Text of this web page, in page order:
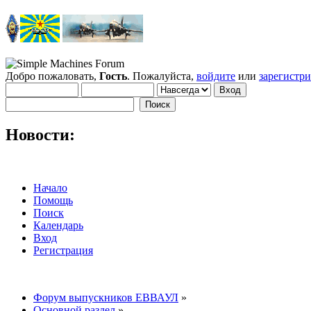
Добро пожаловать, Гость. Пожалуйста, войдите или
Новости:
Начало
Помощь
Поиск
Календарь
Вход
Регистрация
Форум выпускников ЕВВАУЛ »